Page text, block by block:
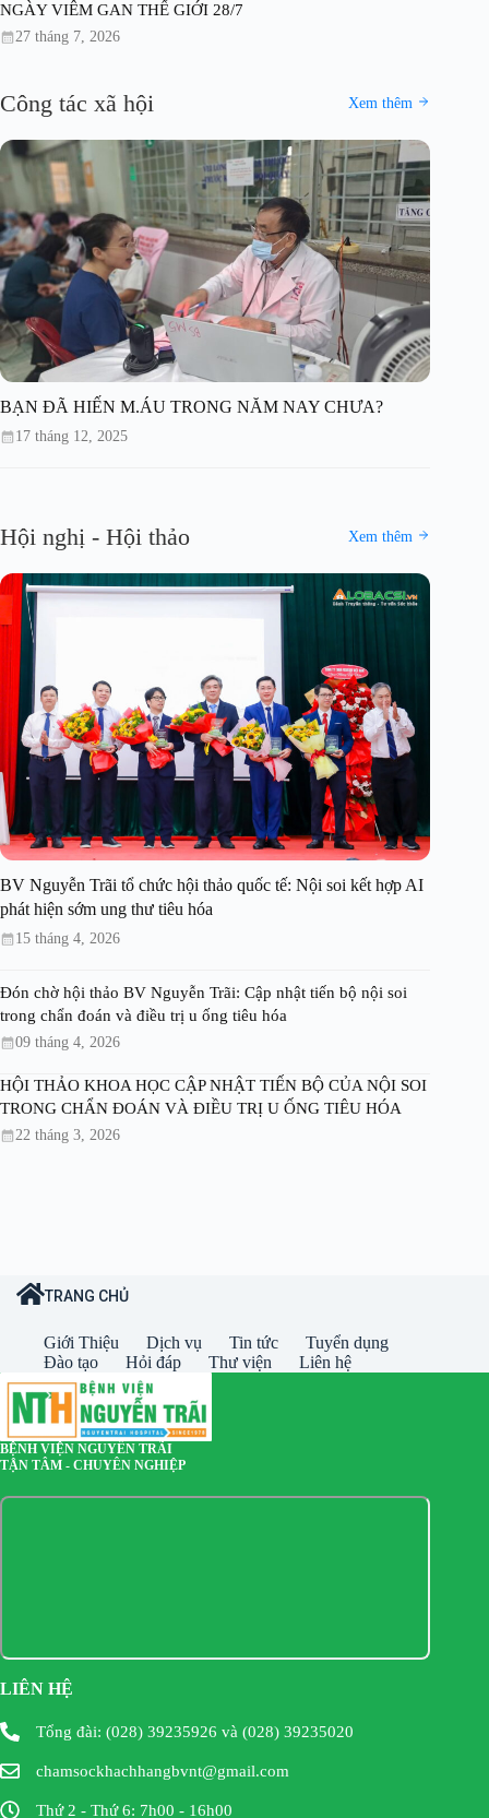
NGÀY VIÊM GAN THẾ GIỚI 28/7
27 tháng 7, 2026
Công tác xã hội Xem thêm
BẠN ĐÃ HIẾN M.ÁU TRONG NĂM NAY CHƯA?
17 tháng 12, 2025
Hội nghị - Hội thảo Xem thêm
BV Nguyễn Trãi tổ chức hội thảo quốc tế: Nội soi kết hợp AI
phát hiện sớm ung thư tiêu hóa
15 tháng 4, 2026
Đón chờ hội thảo BV Nguyễn Trãi: Cập nhật tiến bộ nội soi
trong chẩn đoán và điều trị u ống tiêu hóa
09 tháng 4, 2026
HỘI THẢO KHOA HỌC CẬP NHẬT TIẾN BỘ CỦA NỘI SOI
TRONG CHẨN ĐOÁN VÀ ĐIỀU TRỊ U ỐNG TIÊU HÓA
22 tháng 3, 2026
TRANG CHỦ
Giới Thiệu Dịch vụ Tin tức
Tuyển dụng
Đào tạo
Hỏi đáp Thư viện Liên hệ
BỆNH VIỆN NGUYỄN TRÃI
TẬN TÂM - CHUYÊN NGHIỆP
LIÊN HỆ
Tổng đài: (028) 39235926 và (028) 39235020
chamsockhachhangbvnt@gmail.com
Thứ 2 - Thứ 6: 7h00 - 16h00